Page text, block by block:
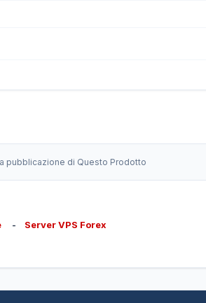
pubblicazione di Questo Prodotto
- Server VPS Forex